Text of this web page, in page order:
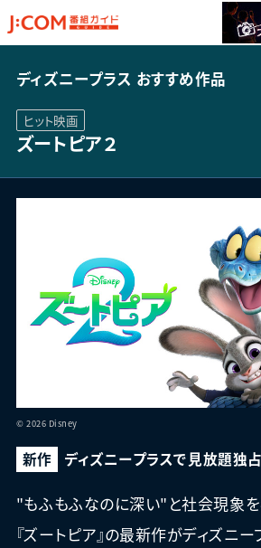
ディズニープラス おすすめ作品
ヒット映画
ズートピア２
© 2026 Disney
新作 ディズニープラスで見放題独
"もふもふなのに深い"と社会現象
『ズートピア』の最新作がディズニ